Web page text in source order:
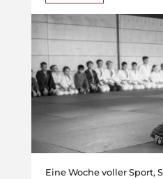
Eine Woche voller Sport,